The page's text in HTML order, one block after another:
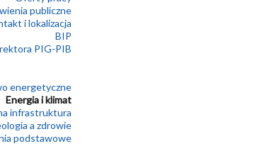
publiczne
i lokalizacja
BIP
PIG-PIB
energetyczne
Energia i klimat
infrastruktura
a zdrowie
podstawowe